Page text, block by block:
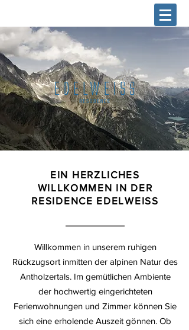
EIN HERZLICHES
WILLKOMMEN IN DER
RESIDENCE EDELWEISS
Willkommen in unserem ruhigen
Rückzugsort inmitten der alpinen Natur des
Antholzertals. Im gemütlichen Ambiente
der hochwertig eingerichteten
Ferienwohnungen und Zimmer können Sie
sich eine erholende Auszeit gönnen. Ob